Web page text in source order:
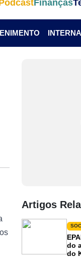
Finanças
Artigos
do
do